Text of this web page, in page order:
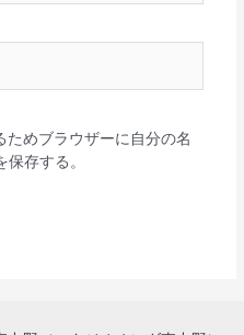
ためブラウザーに自分の名
存する。